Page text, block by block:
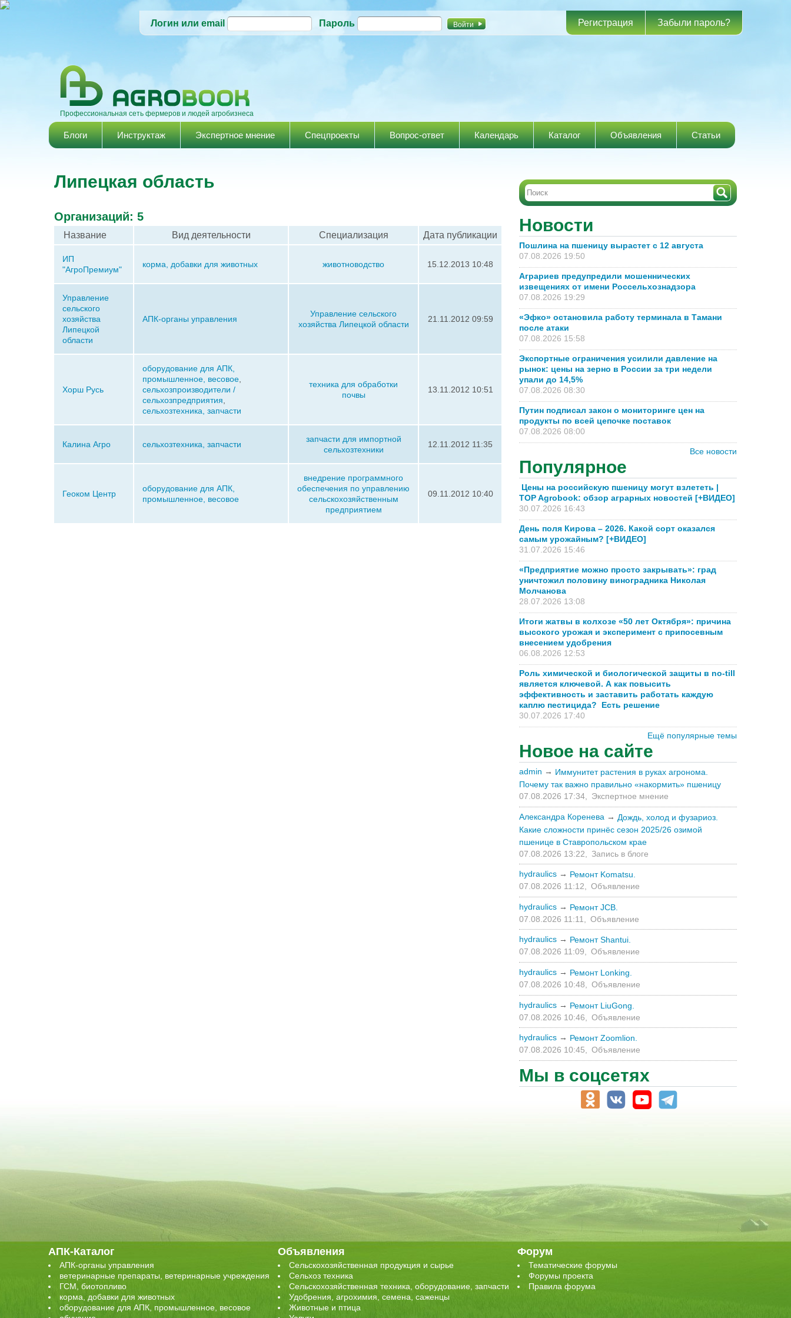
Перейти к
содержанию
Логин или email Пароль Регистрация Забыли пароль?
Профессиональная сеть фермеров и людей агробизнеса
Главное меню
Блоги Инструктаж Экспертное мнение Спецпроекты Вопрос-ответ Календарь Каталог Объявления Статьи
Липецкая область
Организаций: 5
Название Вид деятельности Специализация Дата публикации
ИП
"АгроПремиум"
корма, добавки для животных животноводство 15.12.2013 10:48
Управление
сельского
хозяйства
Липецкой
области
АПК-органы управления
Управление сельского
хозяйства Липецкой области
21.11.2012 09:59
Хорш Русь
оборудование для АПК,
промышленное, весовое
сельхозпроизводители /
сельхозпредприятия
сельхозтехника, запчасти
техника для обработки
почвы
13.11.2012 10:51
Калина Агро сельхозтехника, запчасти
запчасти для импортной
сельхозтехники
12.11.2012 11:35
Геоком Центр
оборудование для АПК,
промышленное, весовое
внедрение программного
обеспечения по управлению
сельскохозяйственным
предприятием
09.11.2012 10:40
Новости
Пошлина на пшеницу вырастет с 12 августа
07.08.2026 19:50
Аграриев предупредили мошеннических
извещениях от имени Россельхознадзора
07.08.2026 19:29
«Эфко» остановила работу терминала в Тамани
после атаки
07.08.2026 15:58
Экспортные ограничения усилили давление на
рынок: цены на зерно в России за три недели
упали до 14,5%
07.08.2026 08:30
Путин подписал закон о мониторинге цен на
продукты по всей цепочке поставок
07.08.2026 08:00
Все новости
Популярное
Цены на российскую пшеницу могут взлететь |
TOP Agrobook: обзор аграрных новостей [+ВИДЕО]
30.07.2026 16:43
День поля Кирова – 2026. Какой сорт оказался
самым урожайным? [+ВИДЕО]
31.07.2026 15:46
«Предприятие можно просто закрывать»: град
уничтожил половину виноградника Николая
Молчанова
28.07.2026 13:08
Итоги жатвы в колхозе «50 лет Октября»: причина
высокого урожая и эксперимент с припосевным
внесением удобрения
06.08.2026 12:53
Роль химической и биологической защиты в no-till
является ключевой. А как повысить
эффективность и заставить работать каждую
каплю пестицида? Есть решение
30.07.2026 17:40
Ещё популярные темы
Новое на сайте
admin → Иммунитет растения в руках агронома.
Почему так важно правильно «накормить» пшеницу
07.08.2026 17:34,
Экспертное мнение
Александра Коренева → Дождь, холод и фузариоз.
Какие сложности принёс сезон 2025/26 озимой
пшенице в Ставропольском крае
07.08.2026 13:22,
Запись в блоге
hydraulics → Ремонт Komatsu.
07.08.2026 11:12,
Объявление
hydraulics → Ремонт JCB.
07.08.2026 11:11,
Объявление
hydraulics → Ремонт Shantui.
07.08.2026 11:09, Объявление
hydraulics → Ремонт Lonking.
07.08.2026 10:48,
Объявление
hydraulics → Ремонт LiuGong.
07.08.2026 10:46,
Объявление
hydraulics → Ремонт Zoomlion.
07.08.2026 10:45,
Объявление
Мы в соцсетях
АПК-Каталог
АПК-органы управления
ветеринарные препараты, ветеринарные учреждения
ГСМ, биотопливо
корма, добавки для животных
оборудование для АПК, промышленное, весовое
Объявления
Сельскохозяйственная продукция и сырье
Сельхоз техника
Сельскохозяйственная техника, оборудование, запчасти
Удобрения, агрохимия, семена, саженцы
Животные и птица
Форум
Тематические форумы
Форумы проекта
Правила форума